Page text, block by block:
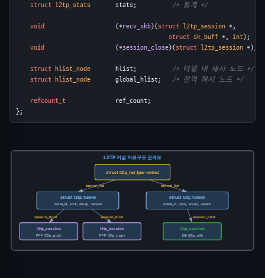
struct
l2tp_stats
       stats;
/* 통계 */
void
                    (*
recv_skb)(struct l2tp_session *,
struct sk_buff *, int);
void
                    (*
session_close)(struct l2tp_session *);
struct hlist_node
       hlist;
/* 터널 내 해시 노드 */
struct
hlist_node
       global_hlist;
/* 전역 해시 노드 */
refcount_t
              ref_count;
};
L2TP 커널 자료구조 관계도
struct l2tp_net (per-netns)
struct l2tp_tunnel
tunnel_id, sock, encap, version
struct l2tp_tunnel
tunnel_id, sock, encap, version
l2tp_session
PPP (l2tp_ppp)
l2tp_session
PPP (l2tp_ppp)
l2tp_session
Eth (l2tp_eth)
tunnel_list tunnel_list
session_hlist session_hlist session_hlist